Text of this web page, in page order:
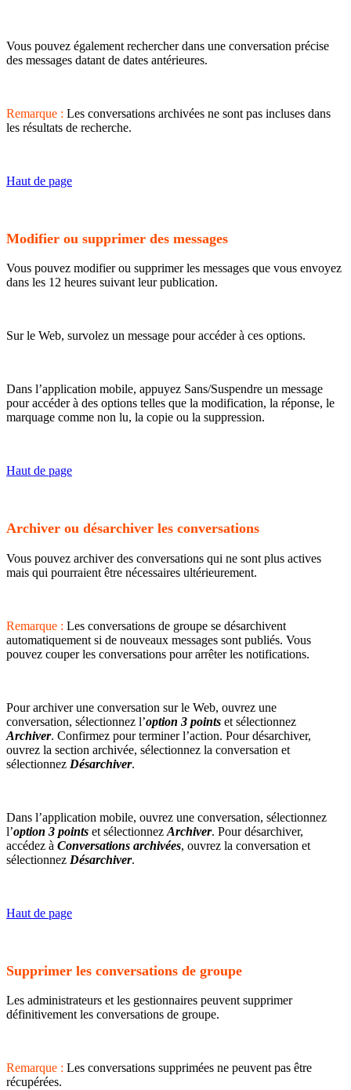
Vous pouvez également rechercher dans une conversation précise
des messages datant de dates antérieures.
Remarque : Les conversations archivées ne sont pas incluses dans
les résultats de recherche.
Haut de page
Modifier ou supprimer des messages
Vous pouvez modifier ou supprimer les messages que vous envoyez
dans les 12 heures suivant leur publication.
Sur le Web, survolez un message pour accéder à ces options.
Dans l’application mobile, appuyez Sans/Suspendre un message
pour accéder à des options telles que la modification, la réponse, le
marquage comme non lu, la copie ou la suppression.
Haut de page
Archiver ou désarchiver les conversations
Vous pouvez archiver des conversations qui ne sont plus actives
mais qui pourraient être nécessaires ultérieurement.
Remarque : Les conversations de groupe se désarchivent
automatiquement si de nouveaux messages sont publiés. Vous
pouvez couper les conversations pour arrêter les notifications.
Pour archiver une conversation sur le Web, ouvrez une
conversation, sélectionnez l’option 3 points et sélectionnez
Archiver. Confirmez pour terminer l’action. Pour désarchiver,
ouvrez la section archivée, sélectionnez la conversation et
sélectionnez Désarchiver.
Dans l’application mobile, ouvrez une conversation, sélectionnez
l’option 3 points et sélectionnez Archiver. Pour désarchiver,
accédez à Conversations archivées, ouvrez la conversation et
sélectionnez Désarchiver.
Haut de page
Supprimer les conversations de groupe
Les administrateurs et les gestionnaires peuvent supprimer
définitivement les conversations de groupe.
Remarque : Les conversations supprimées ne peuvent pas être
récupérées.